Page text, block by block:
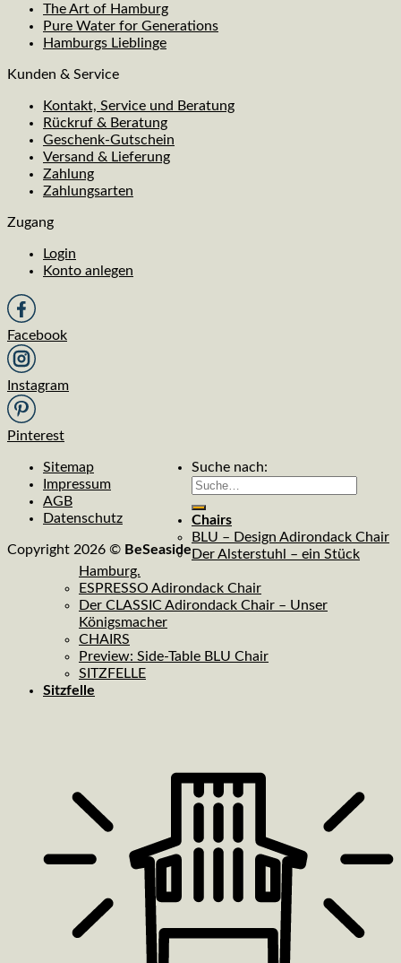
The Art of Hamburg
Pure Water for Generations
Hamburgs Lieblinge
Kunden & Service
Kontakt, Service und Beratung
Rückruf & Beratung
Geschenk-Gutschein
Versand & Lieferung
Zahlung
Zahlungsarten
Zugang
Login
Konto anlegen
Facebook
Instagram
Pinterest
Sitemap
Impressum
AGB
Datenschutz
Copyright 2026 © BeSeaside
Suche nach:
Chairs
BLU – Design Adirondack Chair
Der Alsterstuhl – ein Stück
Hamburg.
ESPRESSO Adirondack Chair
Der CLASSIC Adirondack Chair – Unser
Königsmacher
CHAIRS
Preview: Side-Table BLU Chair
SITZFELLE
Sitzfelle